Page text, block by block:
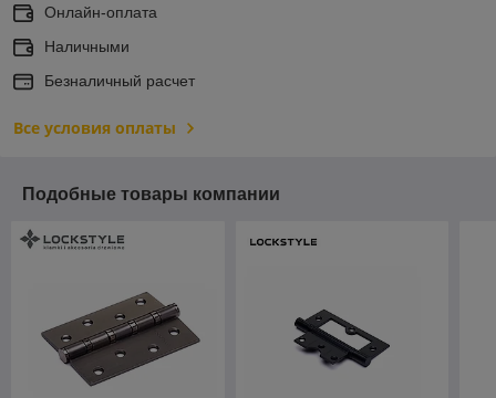
Онлайн-оплата
Наличными
Безналичный расчет
Все условия оплаты
Подобные товары компании